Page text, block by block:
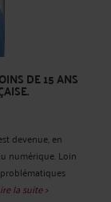
DE 15 ANS
devenue, en
numérique. Loin
la suite >